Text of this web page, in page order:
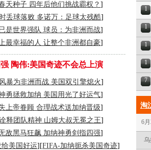
天种子 四年后他们挑战霸权？ ]
丢球落败 多诺万：足球太残酷]
是世界强队 球员：为非洲而战]
最幸福的人 让整个非洲都自豪]
陶伟:美国奇迹不会总上演
暴为非洲而战 美国双引擎熄火]
勇拯救加纳 美国用光了好运气]
上帝眷顾 合理战术送加纳晋级]
释团队精神 山姆大叔无冕之王]
敌黑马狂飙 加纳神勇剑指四强]
美国好运][FIFA-加纳扼杀美国奇迹]
1
1
1
1
7
淘
6
乌